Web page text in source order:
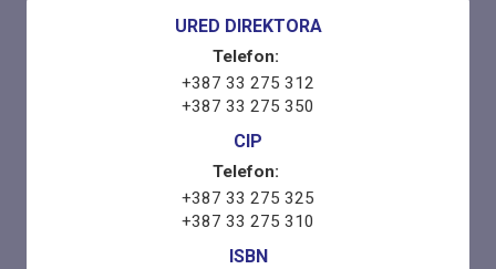
URED DIREKTORA
Telefon:
+387 33 275 312
+387 33 275 350
CIP
Telefon:
+387 33 275 325
+387 33 275 310
ISBN